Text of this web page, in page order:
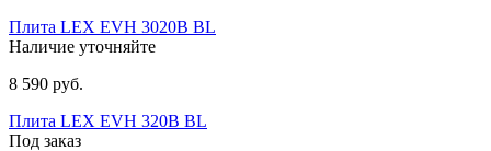
Плита LEX EVH 3020B BL
Наличие уточняйте
8 590 руб.
Плита LEX EVH 320B BL
Под заказ